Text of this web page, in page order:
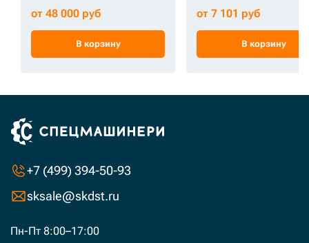
от 48 000 руб
В корзину
от 7 101 руб
В корзину
+7 (499) 394-50-93
sksale@skdst.ru
Пн-Пт 8:00–17:00